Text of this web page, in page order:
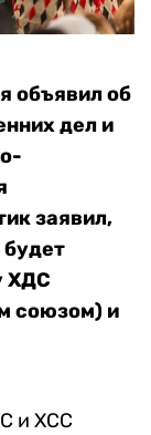
объявил об
дел и
заявил,
будет
ХДС
союзом) и
и ХСС